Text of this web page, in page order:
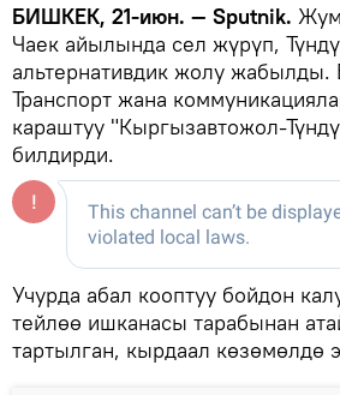
БИШКЕК, 21-июн. — Sputnik.
Чаек айылында сел жүрүп,
альтернативдик жолу жабылды.
Транспорт жана
караштуу "Кыргызавтожол-
билдирди.
Учурда абал кооптуу бойдон
тейлөө ишканасы тарабынан
тартылган, кырдаал көзөмөлдө